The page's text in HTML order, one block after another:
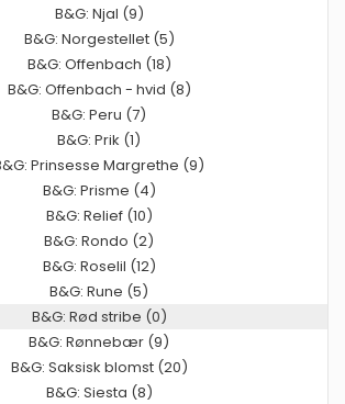
B&G: Njal (9)
B&G: Norgestellet (5)
B&G: Offenbach (18)
B&G: Offenbach - hvid (8)
B&G: Peru (7)
B&G: Prik (1)
Prinsesse Margrethe (9)
B&G: Prisme (4)
B&G: Relief (10)
B&G: Rondo (2)
B&G: Roselil (12)
B&G: Rune (5)
B&G: Rød stribe (0)
B&G: Rønnebær (9)
B&G: Saksisk blomst (20)
B&G: Siesta (8)